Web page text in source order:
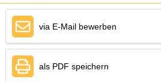
via E-Mail bewerben
als PDF speichern